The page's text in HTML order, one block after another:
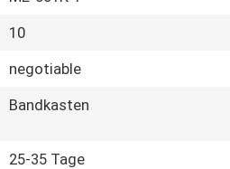
10
negotiable
Bandkasten
25-35 Tage